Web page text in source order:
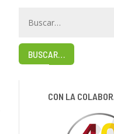
BUSCAR…
CON LA